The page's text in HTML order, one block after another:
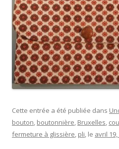
Cette entrée a été publiée dans
bouton, boutonnière, Bruxelles,
fermeture à glissière, pli, le avril 19,